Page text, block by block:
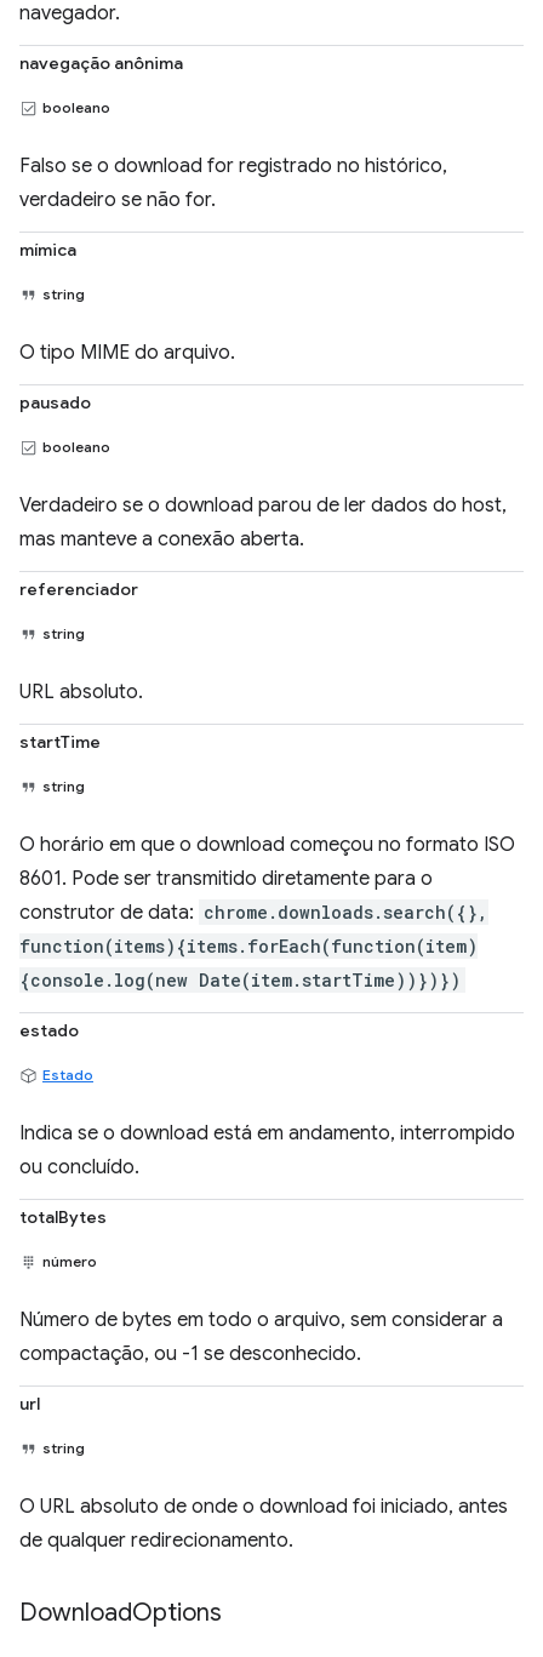
navegador.
navegação anônima
booleano
Falso se o download for registrado no histórico,
verdadeiro se não for.
mímica
string
O tipo MIME do arquivo.
pausado
booleano
Verdadeiro se o download parou de ler dados do host,
mas manteve a conexão aberta.
referenciador
string
URL absoluto.
startTime
string
O horário em que o download começou no formato ISO
8601. Pode ser transmitido diretamente para o
construtor de data: chrome.downloads.search({},
function(items){items.forEach(function(item)
{console.log(new Date(item.startTime))})})
estado
Estado
Indica se o download está em andamento, interrompido
ou concluído.
totalBytes
número
Número de bytes em todo o arquivo, sem considerar a
compactação, ou -1 se desconhecido.
url
string
O URL absoluto de onde o download foi iniciado, antes
de qualquer redirecionamento.
DownloadOptions